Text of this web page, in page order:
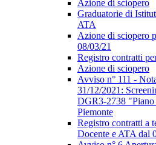
Azione di sciopero
Graduatorie di
ATA
Azione di sciopero
08/03/21
Registro contratti
Azione di sciopero
Avviso n° 111 -
31/12/2021:
DGR3-2738 "Piano
Piemonte
Registro contratti a
Docente e ATA dal